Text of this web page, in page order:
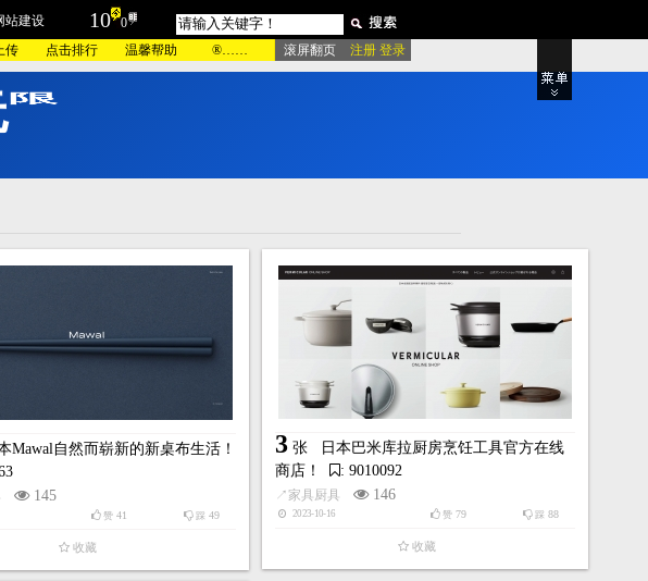
站建设 10
0
传 点击排行 温馨帮助 ®…… 注册 登录
滚屏翻页
酷站 银色酷站 咖啡酷站 粉红酷站 绿色酷站
育
家具厨具 更多类型..
联系我们
限
Mawal自然而崭新的新桌布生活！
145
踩 49
赞41
收藏
3 张
日本巴米库拉厨房烹饪工具官方在线
商店！
: 9010092
↗家具厨具 146
2023-10-16 踩 88
赞79
收藏